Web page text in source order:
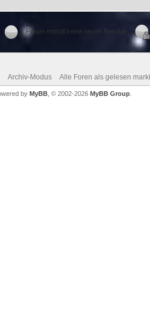
Forum enthält keine neuen Beiträge
Archiv-Modus Alle Foren als gelesen
by MyBB , © 2002-2026 MyBB Group